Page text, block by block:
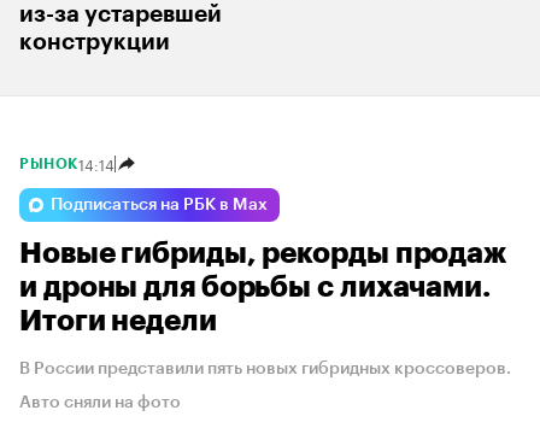
из-за устаревшей
конструкции
РЫНОК14:14
Подписаться на РБК в Max
Новые гибриды, рекорды продаж
и дроны для борьбы с лихачами.
Итоги недели
В России представили пять новых гибридных кроссоверов.
Авто сняли на фото